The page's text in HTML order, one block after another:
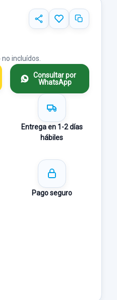
incluídos.
Consultar por
WhatsApp
Entrega en 1-2 días
hábiles
Pago seguro